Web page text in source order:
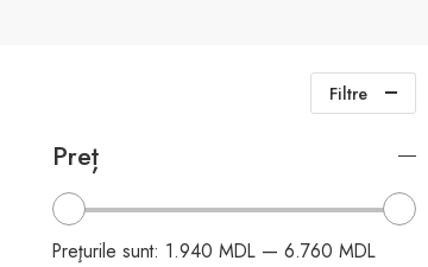
Filtre
Preț
Preţurile sunt: 1.940 MDL — 6.760 MDL